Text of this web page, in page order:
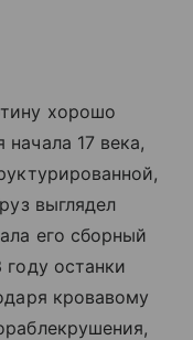
хорошо
17 века,
выглядел
его сборный
останки
кровавому